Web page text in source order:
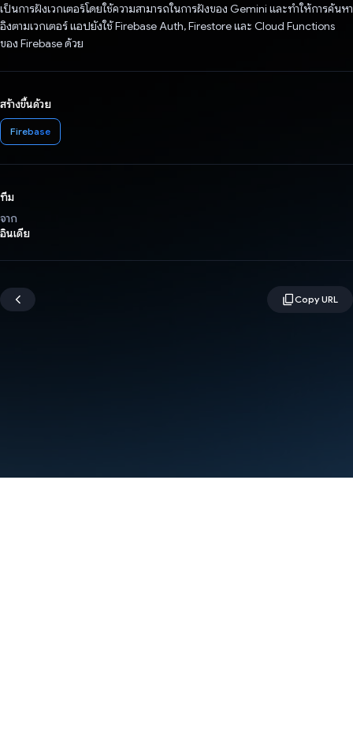
เป็นการฝังเวกเตอร์โดยใช้ความสามารถในการฝังของ Gemini และทำให้การค้นหา
อิงตามเวกเตอร์ แอปยังใช้ Firebase Auth, Firestore และ Cloud Functions
ของ Firebase ด้วย
สร้างขึ้นด้วย
Firebase
ทีม
จาก
อินเดีย